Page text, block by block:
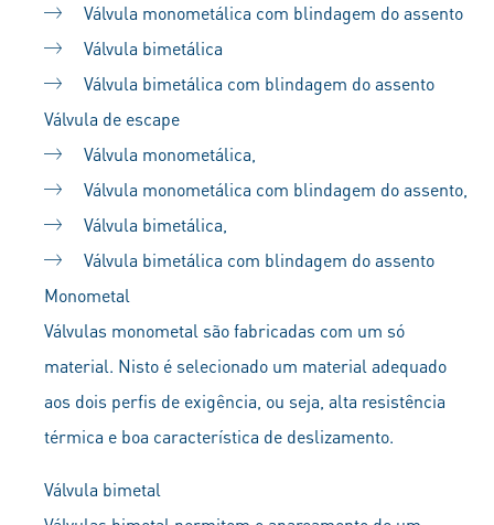
Válvula monometálica com blindagem do assento
Válvula bimetálica
Válvula bimetálica com blindagem do assento
Válvula de escape
Válvula monometálica,
Válvula monometálica com blindagem do assento,
Válvula bimetálica,
Válvula bimetálica com blindagem do assento
Monometal
Válvulas monometal são fabricadas com um só
material. Nisto é selecionado um material adequado
aos dois perfis de exigência, ou seja, alta resistência
térmica e boa característica de deslizamento.
Válvula bimetal